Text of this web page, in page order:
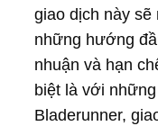
giao dịch này sẽ
những hướng
nhuận và hạn
biệt là với
Bladerunner,